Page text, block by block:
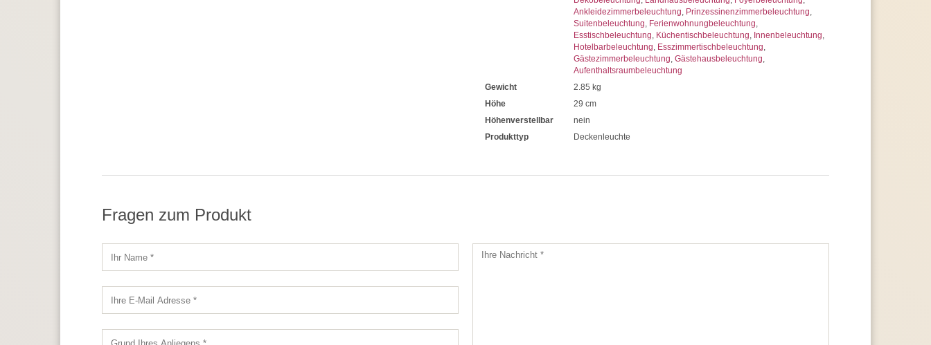
Ankleidezimmerbeleuchtung, Prinzessinenzimmerbeleuchtung,
Suitenbeleuchtung, Ferienwohnungbeleuchtung,
Esstischbeleuchtung, Küchentischbeleuchtung, Innenbeleuchtung,
Hotelbarbeleuchtung, Esszimmertischbeleuchtung,
Gästezimmerbeleuchtung, Gästehausbeleuchtung,
Aufenthaltsraumbeleuchtung
Gewicht
2.85 kg
Höhe
29 cm
Höhenverstellbar
nein
Produkttyp
Deckenleuchte
Fragen zum Produkt